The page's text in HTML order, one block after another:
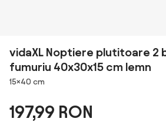
vidaXL Noptiere plutitoare 2
fumuriu 40x30x15 cm lemn
Dimensiuni
15×40 cm
197,99 RON